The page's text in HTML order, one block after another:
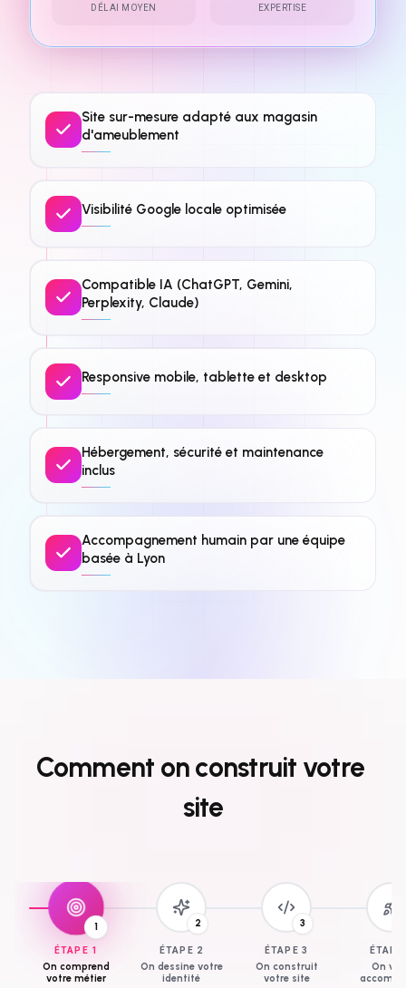
DÉLAI MOYEN EXPERTISE
Site sur-mesure adapté aux magasin
d'ameublement
Visibilité Google locale optimisée
Compatible IA (ChatGPT, Gemini,
Perplexity, Claude)
Responsive mobile, tablette et desktop
Hébergement, sécurité et maintenance
inclus
Accompagnement humain par une équipe
basée à Lyon
Comment onconstruit votre
site
1
ÉTAPE 1
On comprend
votre métier
2
ÉTAPE 2
On dessine votre
identité
3
ÉTAPE 3
On construit
votre site
ÉTAPE
On